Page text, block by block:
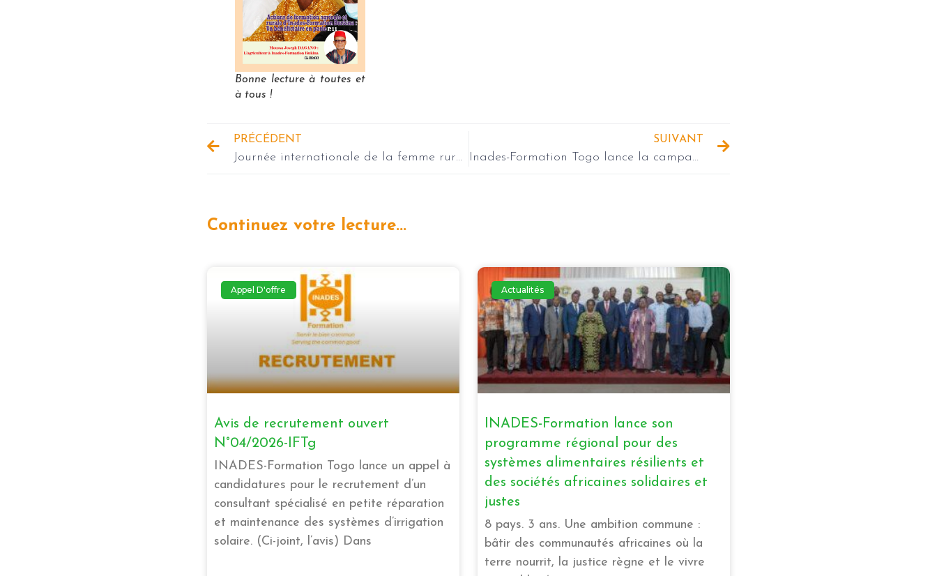
Bonne lecture à toutes et
à tous !
PRÉCÉDENT
Journée internationale de la femme rurale au Burundi et certification des femmes alphabétisées
SUIVANT
Inades-Formation Togo lance la campagne Conscience AlimenTERRE
Continuez votre lecture...
Appel D'offre
Avis de recrutement ouvert
N°04/2026-IFTg
INADES-Formation Togo lance un appel à
candidatures pour le recrutement d’un
consultant spécialisé en petite réparation
et maintenance des systèmes d’irrigation
solaire. (Ci-joint, l’avis) Dans
Actualités
INADES-Formation lance son
programme régional pour des
systèmes alimentaires résilients et
des sociétés africaines solidaires et
justes
8 pays. 3 ans. Une ambition commune :
bâtir des communautés africaines où la
terre nourrit, la justice règne et le vivre